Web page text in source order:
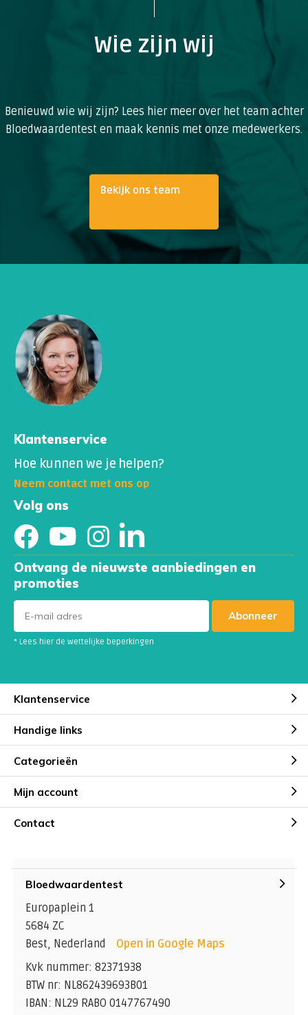
Wie zijn wij
Benieuwd wie wij zijn? Lees hier meer over het team achter
Bloedwaardentest en maak kennis met onze medewerkers.
Bekijk ons team
Klantenservice
Hoe kunnen we je helpen?
Neem contact met ons op
Volg ons
Ontvang de nieuwste aanbiedingen en
promoties
Abonneer
* Lees hier de wettelijke beperkingen
Klantenservice
Handige links
Categorieën
Mijn account
Contact
Bloedwaardentest
Europaplein 1
5684 ZC
Best, Nederland
Open in Google Maps
Kvk nummer: 82371938
BTW nr: NL862439693B01
IBAN: NL29 RABO 0147767490